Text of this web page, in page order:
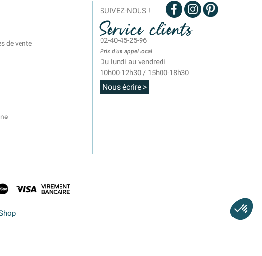
de vente
SUIVEZ-NOUS !
Service clients
02-40-45-25-96
Prix d'un appel local
Du lundi au vendredi
10h00-12h30 / 15h00-18h30
Nous écrire >